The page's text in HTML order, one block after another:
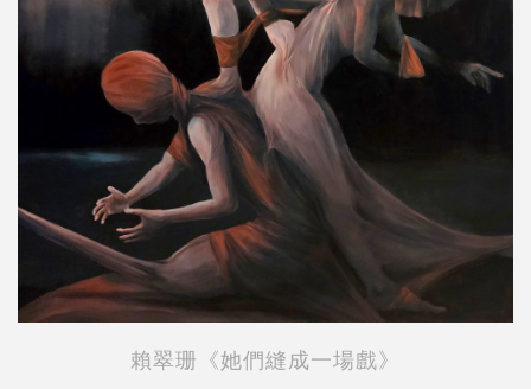
賴翠珊《她們縫成一場戲》